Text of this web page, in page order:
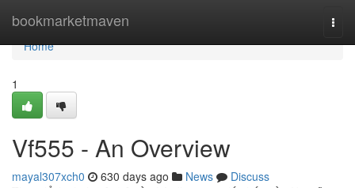
bookmarketmaven
Home
Home
1
Vf555 - An Overview
mayal307xch0 630 days ago News
Discuss